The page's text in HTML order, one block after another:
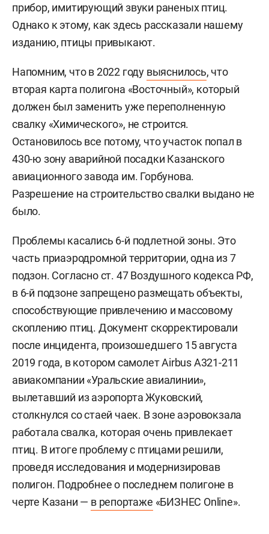
прибор, имитирующий звуки раненых птиц.
Однако к этому, как здесь рассказали нашему
изданию, птицы привыкают.
Напомним, что в 2022 году выяснилось, что
вторая карта полигона «Восточный», который
должен был заменить уже переполненную
свалку «Химического», не строится.
Остановилось все потому, что участок попал в
430-ю зону аварийной посадки Казанского
авиационного завода им. Горбунова.
Разрешение на строительство свалки выдано не
было.
Проблемы касались 6-й подлетной зоны. Это
часть приаэродромной территории, одна из 7
подзон. Согласно ст. 47 Воздушного кодекса РФ,
в 6-й подзоне запрещено размещать объекты,
способствующие привлечению и массовому
скоплению птиц. Документ скорректировали
после инцидента, произошедшего 15 августа
2019 года, в котором самолет Airbus A321-211
авиакомпании «Уральские авиалинии»,
вылетавший из аэропорта Жуковский,
столкнулся со стаей чаек. В зоне аэровокзала
работала свалка, которая очень привлекает
птиц. В итоге проблему с птицами решили,
проведя исследования и модернизировав
полигон. Подробнее о последнем полигоне в
черте Казани — в репортаже «БИЗНЕС Online».